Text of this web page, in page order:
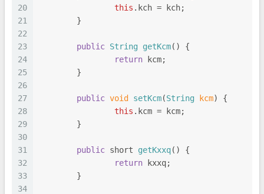
20
21
22
23
24
25
26
27
28
29
30
31
32
33
34
this . kch = kch;
	}
public String getKcm( ) {
return kcm;
	}
public void setKcm(String kcm) {
this . kcm = kcm;
	}
public short getKxxq( ) {
return kxxq;
	}